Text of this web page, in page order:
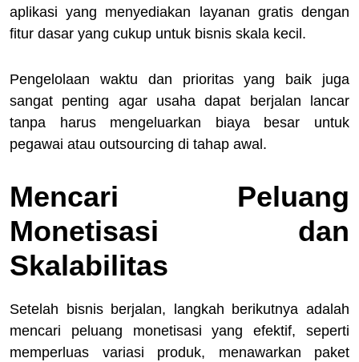
aplikasi yang menyediakan layanan gratis dengan
fitur dasar yang cukup untuk bisnis skala kecil.
Pengelolaan waktu dan prioritas yang baik juga
sangat penting agar usaha dapat berjalan lancar
tanpa harus mengeluarkan biaya besar untuk
pegawai atau outsourcing di tahap awal.
Mencari Peluang
Monetisasi dan
Skalabilitas
Setelah bisnis berjalan, langkah berikutnya adalah
mencari peluang monetisasi yang efektif, seperti
memperluas variasi produk, menawarkan paket